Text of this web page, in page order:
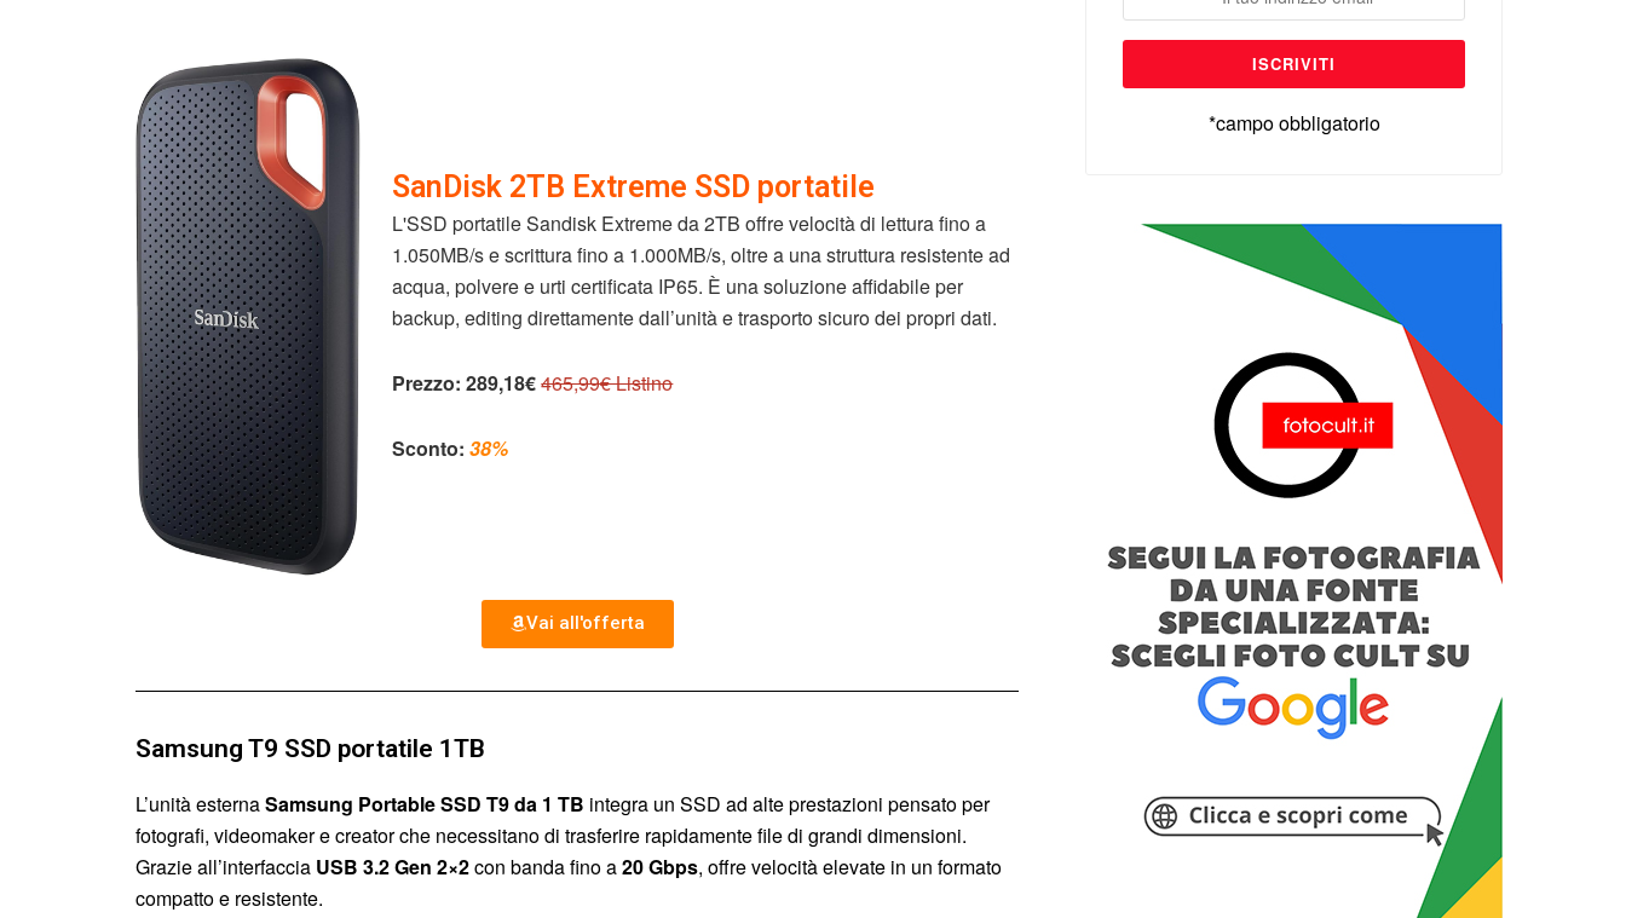
SanDisk 2TB Extreme SSD portatile
L'SSD portatile Sandisk Extreme da 2TB offre velocità di lettura fino a
1.050MB/s e scrittura fino a 1.000MB/s, oltre a una struttura resistente ad
acqua, polvere e urti certificata IP65. È una soluzione affidabile per
backup, editing direttamente dall’unità e trasporto sicuro dei propri dati.
Prezzo:289,18€465,99€ Listino
Sconto: 38%
Vai all'offerta
Samsung T9 SSD portatile 1TB
L’unità esternaSamsung Portable SSD T9 da 1 TB integra un SSD ad alte prestazioni pensato per
fotografi, videomaker e creator che necessitano di trasferire rapidamente file di grandi dimensioni.
Grazie all’interfaccia USB 3.2 Gen 2×2con banda fino a20 Gbps, offre velocità elevate in un formato
compatto e resistente.
*campo obbligatorio